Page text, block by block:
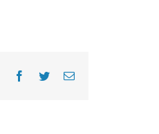
Facebook
TwitterE-